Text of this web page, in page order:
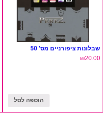
שבלונות ציפורניים מס' 50
₪20.00
הוספה לסל